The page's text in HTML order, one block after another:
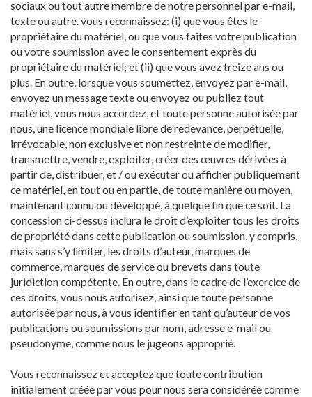
sociaux ou tout autre membre de notre personnel par e-mail,
texte ou autre. vous reconnaissez: (i) que vous êtes le
propriétaire du matériel, ou que vous faites votre publication
ou votre soumission avec le consentement exprès du
propriétaire du matériel; et (ii) que vous avez treize ans ou
plus. En outre, lorsque vous soumettez, envoyez par e-mail,
envoyez un message texte ou envoyez ou publiez tout
matériel, vous nous accordez, et toute personne autorisée par
nous, une licence mondiale libre de redevance, perpétuelle,
irrévocable, non exclusive et non restreinte de modifier,
transmettre, vendre, exploiter, créer des œuvres dérivées à
partir de, distribuer, et / ou exécuter ou afficher publiquement
ce matériel, en tout ou en partie, de toute manière ou moyen,
maintenant connu ou développé, à quelque fin que ce soit. La
concession ci-dessus inclura le droit d’exploiter tous les droits
de propriété dans cette publication ou soumission, y compris,
mais sans s’y limiter, les droits d’auteur, marques de
commerce, marques de service ou brevets dans toute
juridiction compétente. En outre, dans le cadre de l’exercice de
ces droits, vous nous autorisez, ainsi que toute personne
autorisée par nous, à vous identifier en tant qu’auteur de vos
publications ou soumissions par nom, adresse e-mail ou
pseudonyme, comme nous le jugeons approprié.
Vous reconnaissez et acceptez que toute contribution
initialement créée par vous pour nous sera considérée comme